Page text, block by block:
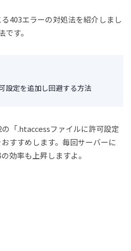
403エラーの対処法を紹介しまし
す。
設定を追加し回避する方法
「.htaccessファイルに許可設定
すすめします。毎回サーバーに
効率も上昇しますよ。